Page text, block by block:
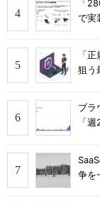
「
で実
「
狙う
ブラ
「
争を